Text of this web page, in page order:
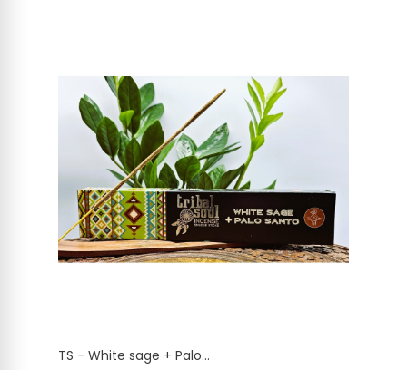
TS - White sage + Palo...